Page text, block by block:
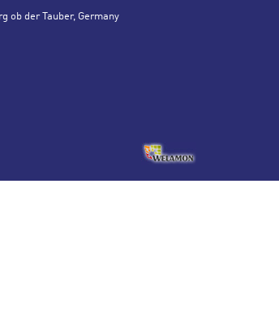
ob der Tauber, Germany